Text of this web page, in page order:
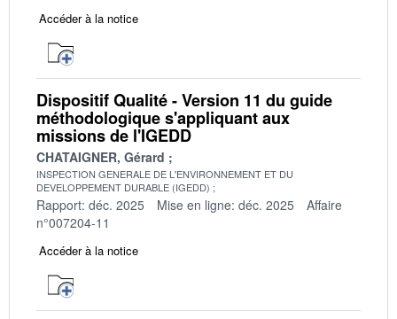
Accéder à la notice
Dispositif Qualité - Version 11 du guide
méthodologique s'appliquant aux
missions de l'IGEDD
CHATAIGNER, Gérard
INSPECTION GENERALE DE L'ENVIRONNEMENT ET DU
DEVELOPPEMENT DURABLE (IGEDD)
Rapport: déc. 2025 Mise en ligne: déc. 2025
Affaire
n°007204-11
Accéder à la notice